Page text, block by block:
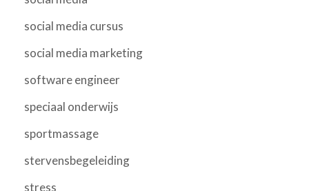
social media cursus
social media marketing
software engineer
speciaal onderwijs
sportmassage
stervensbegeleiding
stress